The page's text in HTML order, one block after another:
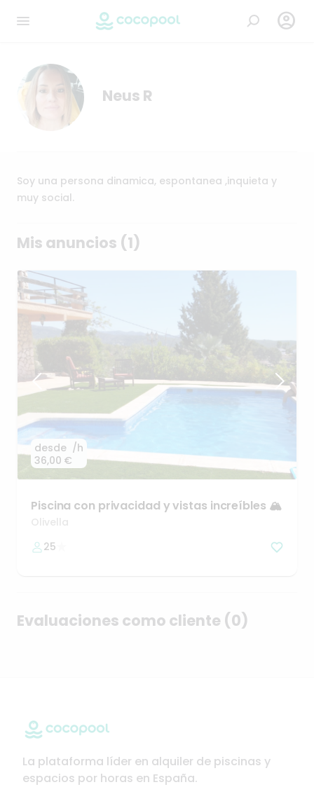

Neus R
Soy una persona dinamica, espontanea ,inquieta y
muy social.
Mis anuncios (1)
desde
36,00 €
/h
Piscina con privacidad yvistas increíbles 🏔️
Olivella
25
Evaluaciones como cliente (0)
La plataforma líder en alquiler de piscinas y
espacios por horas en España.